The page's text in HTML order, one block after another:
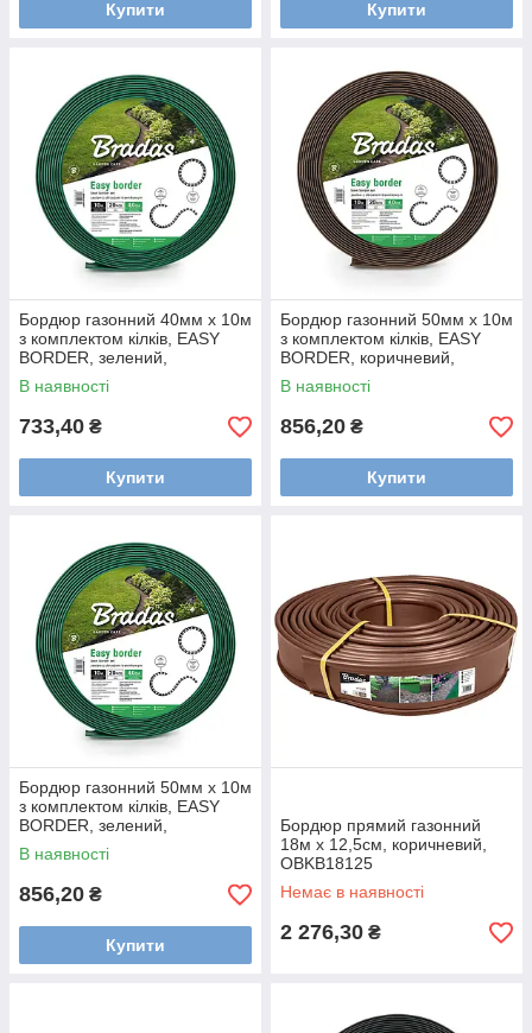
Купити Купити
Бордюр газонний 40мм х 10м
з комплектом кілків, EASY
BORDER, зелений,
OBEGR4010SET
В наявності
733,40 ₴
Купити
Бордюр газонний 50мм х 10м
з комплектом кілків, EASY
BORDER, коричневий,
OBEBR5010SET
В наявності
856,20 ₴
Купити
Бордюр газонний 50мм х 10м
з комплектом кілків, EASY
BORDER, зелений,
OBEGR5010SET
В наявності
856,20 ₴
Купити
Бордюр прямий газонний
18м х 12,5см, коричневий,
OBKB18125
Немає в наявності
2 276,30 ₴